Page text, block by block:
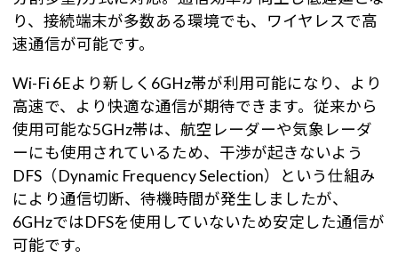
り、接続端末が多数ある環境でも、ワイヤレスで高
速通信が可能です。
Wi-Fi 6Eより新しく6GHz帯が利用可能になり、より
高速で、より快適な通信が期待できます。従来から
使用可能な5GHz帯は、航空レーダーや気象レーダ
ーにも使用されているため、干渉が起きないよう
DFS（Dynamic Frequency Selection）という仕組み
により通信切断、待機時間が発生しましたが、
6GHzではDFSを使用していないため安定した通信が
可能です。